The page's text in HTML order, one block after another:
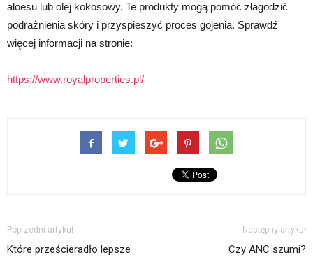
aloesu lub olej kokosowy. Te produkty mogą pomóc złagodzić
podrażnienia skóry i przyspieszyć proces gojenia. Sprawdź
więcej informacji na stronie:
https://www.royalproperties.pl/
Poprzedni artykuł
Które prześcieradło lepsze
Następny artykuł
Czy ANC szumi?